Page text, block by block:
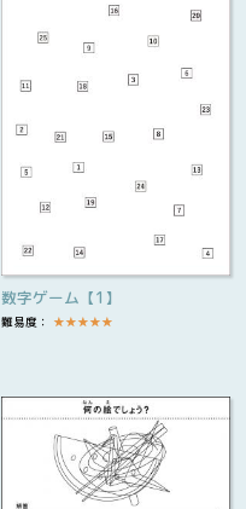
数字ゲーム【1】
難易度： ★★★★★